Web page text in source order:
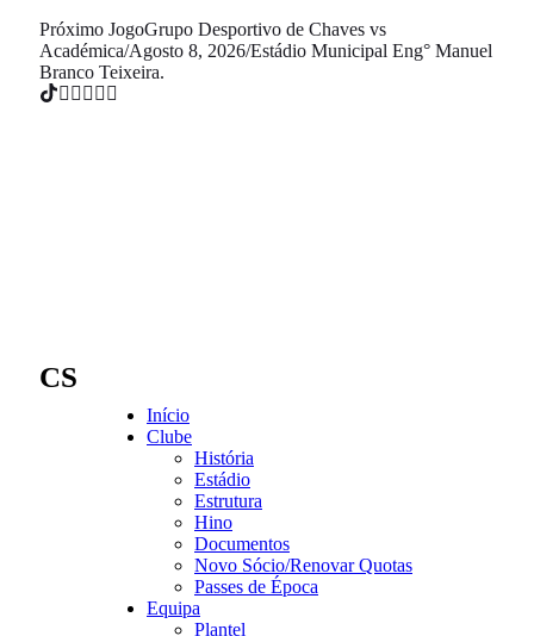
Próximo JogoGrupo Desportivo de Chaves vs
Académica/Agosto 8, 2026/Estádio Municipal Eng° Manuel
Branco Teixeira.
Início
Clube
História
Estádio
Estrutura
Hino
Documentos
Novo Sócio/Renovar Quotas
Passes de Época
Equipa
Plantel
CS